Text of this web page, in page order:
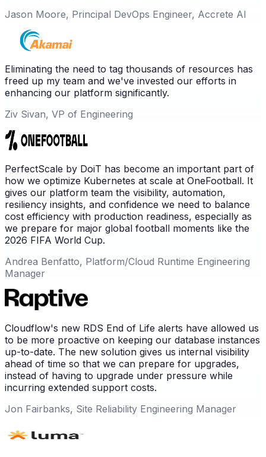
Jason Moore, Principal DevOps Engineer, Accrete AI
Eliminating the need to tag thousands of resources has
freed up my team and we've invested our efforts in
enhancing our platform significantly.
Ziv Sivan, VP of Engineering
PerfectScale by DoiT has become an important part of
how we optimize Kubernetes at scale at OneFootball. It
gives our platform team the visibility, automation,
resiliency insights, and confidence we need to balance
cost efficiency with production readiness, especially as
we prepare for major global football moments like the
2026 FIFA World Cup.
Andrea Benfatto, Platform/Cloud Runtime Engineering
Manager
Cloudflow's new RDS End of Life alerts have allowed us
to be more proactive on keeping our database instances
up-to-date. The new solution gives us internal visibility
ahead of time so that we can prepare for upgrades,
instead of having to upgrade under pressure while
incurring extended support costs.
Jon Fairbanks, Site Reliability Engineering Manager